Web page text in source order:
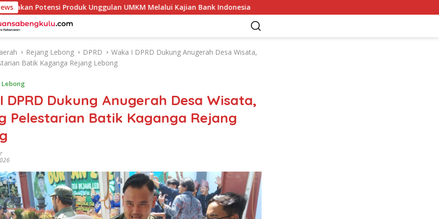
Produk Unggulan UMKM Melalui Kajian Bank Indonesia Sekda Apresiasi Inspektorat Provinsi Bengkulu Dukung
Rejang Lebong DPRD
Waka I DPRD Dukung Anugerah Desa Wisata,
Batik Kaganga Rejang Lebong
Lebong
DPRD Dukung Anugerah Desa Wisata,
Pelestarian Batik Kaganga Rejang